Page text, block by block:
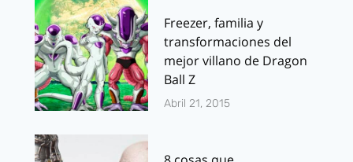
Freezer, familia y
transformaciones del
mejor villano de Dragon
Ball Z
Abril 21, 2015